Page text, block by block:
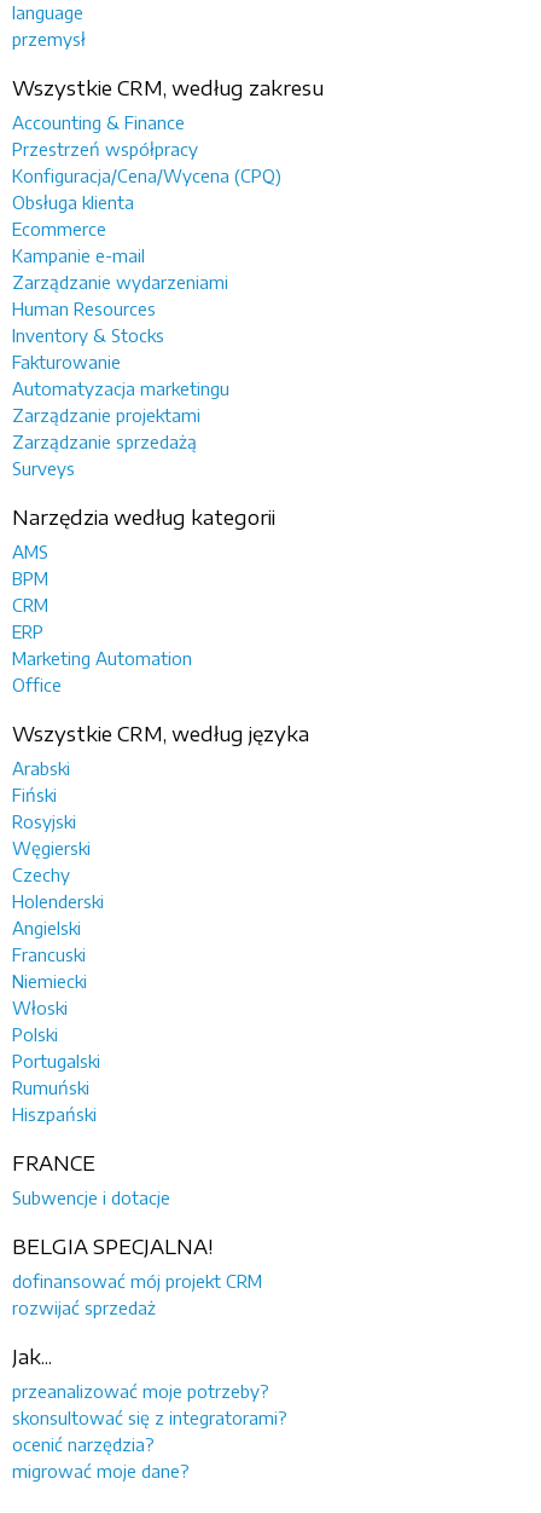
language
przemysł
Wszystkie CRM, według zakresu
Accounting & Finance
Przestrzeń współpracy
Konfiguracja/Cena/Wycena (CPQ)
Obsługa klienta
Ecommerce
Kampanie e-mail
Zarządzanie wydarzeniami
Human Resources
Inventory & Stocks
Fakturowanie
Automatyzacja marketingu
Zarządzanie projektami
Zarządzanie sprzedażą
Surveys
Narzędzia według kategorii
AMS
BPM
CRM
ERP
Marketing Automation
Office
Wszystkie CRM, według języka
Arabski
Fiński
Rosyjski
Węgierski
Czechy
Holenderski
Angielski
Francuski
Niemiecki
Włoski
Polski
Portugalski
Rumuński
Hiszpański
FRANCE
Subwencje i dotacje
BELGIA SPECJALNA!
dofinansować mój projekt CRM
rozwijać sprzedaż
Jak...
przeanalizować moje potrzeby?
skonsultować się z integratorami?
ocenić narzędzia?
migrować moje dane?